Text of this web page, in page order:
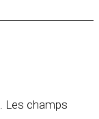
Les champs